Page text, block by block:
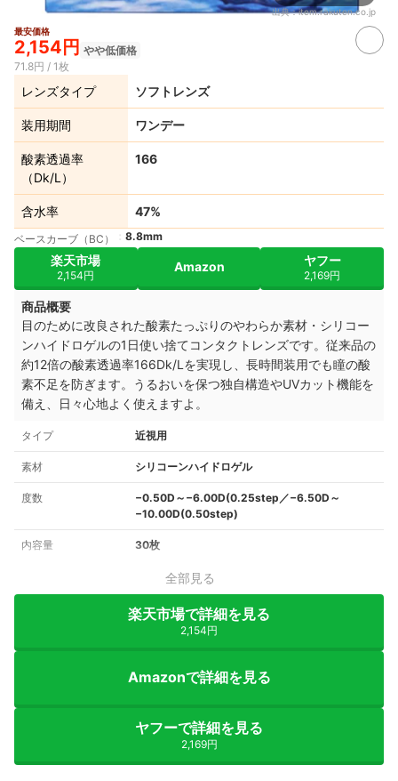
出典：item.rakuten.co.jp
最安価格
2,154円 やや低価格
71.8円 / 1枚
レンズタイプ ソフトレンズ
装用期間 ワンデー
酸素透過率
（Dk/L）
166
含水率 47%
ベースカーブ（BC） 8.8mm
楽天市場
2,154円
Amazon ヤフー
2,169円
商品概要
目のために改良された酸素たっぷりのやわらか素材・シリコー
ンハイドロゲルの1日使い捨てコンタクトレンズです。従来品の
約12倍の酸素透過率166Dk/Lを実現し、長時間装用でも瞳の酸
素不足を防ぎます。うるおいを保つ独自構造やUVカット機能を
備え、日々心地よく使えますよ。
タイプ 近視用
素材 シリコーンハイドロゲル
度数
−0.50D～−6.00D(0.25step／−6.50D～
−10.00D(0.50step)
内容量 30枚
全部見る
楽天市場で詳細を見る
2,154円
Amazonで詳細を見る
ヤフーで詳細を見る
2,169円